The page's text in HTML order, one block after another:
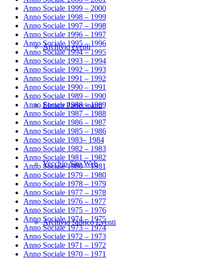
Archivio eventi
Elenco Partecipanti
Vecchio Sito Web
Archivio Storico Eventi
Anno Sociale 1999 – 2000
Anno Sociale 1998 – 1999
Anno Sociale 1997 – 1998
Anno Sociale 1996 – 1997
Anno Sociale 1995 – 1996
Anno Sociale 1994 – 1995
Anno Sociale 1993 – 1994
Anno Sociale 1992 – 1993
Anno Sociale 1991 – 1992
Anno Sociale 1990 – 1991
Anno Sociale 1989 – 1990
Anno Sociale 1988 – 1989
Anno Sociale 1987 – 1988
Anno Sociale 1986 – 1987
Anno Sociale 1985 – 1986
Anno Sociale 1983– 1984
Anno Sociale 1982 – 1983
Anno Sociale 1981 – 1982
Anno Sociale 1980 – 1981
Anno Sociale 1979 – 1980
Anno Sociale 1978 – 1979
Anno Sociale 1977 – 1978
Anno Sociale 1976 – 1977
Anno Sociale 1975 – 1976
Anno Sociale 1974 – 1975
Anno Sociale 1973 – 1974
Anno Sociale 1972 – 1973
Anno Sociale 1971 – 1972
Anno Sociale 1970 – 1971